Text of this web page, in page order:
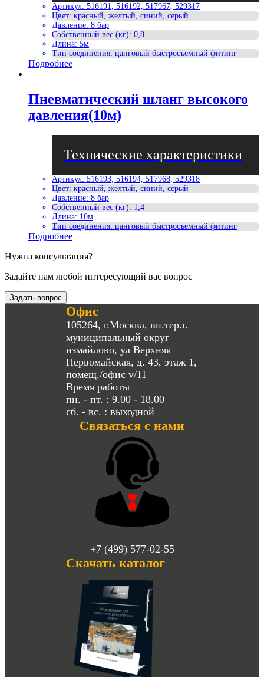
Артикул: 516191, 516192, 517967, 529317
Цвет: красный, желтый, синий, серый
Давление: 8 бар
Собственный вес (кг): 0,8
Длина: 5м
Тип соединения: цанговый быстросъемный фитинг
Подробнее
Пневматический шланг высокого
давления(10м)
Артикул: 516193, 516194, 517968, 529318
Цвет: красный, желтый, синий, серый
Давление: 8 бар
Собственный вес (кг): 1,4
Длина: 10м
Тип соединения: цанговый быстросъемный фитинг
Подробнее
Нужна консультация?
Задайте нам любой интересующий вас вопрос
Задать вопрос
Офис
105264, г.Москва, вн.тер.г.
муниципальный округ
измайлово, ул Верхняя
Первомайская, д. 43, этаж 1,
помещ./офис v/11
Время работы
пн. - пт. : 9.00 - 18.00
сб. - вс. : выходной
Связаться с нами
+7 (499) 577-02-55
Скачать каталог